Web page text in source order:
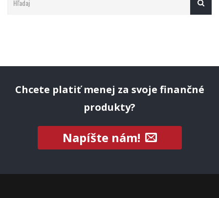
Chcete platiť menej za svoje finančné
produkty?
Napíšte nám!